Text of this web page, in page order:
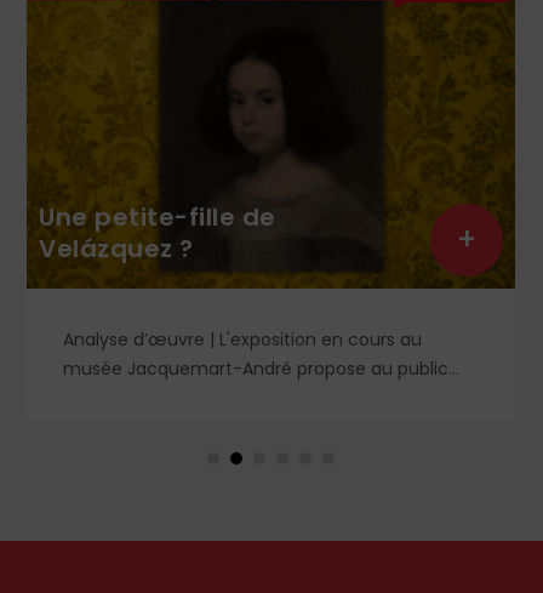
Une petite-fille de
Velázquez ?
Analyse d’œuvre | L'exposition en cours au
musée Jacquemart-André propose au public
dans un style qui tranche avec les ceux qui
+